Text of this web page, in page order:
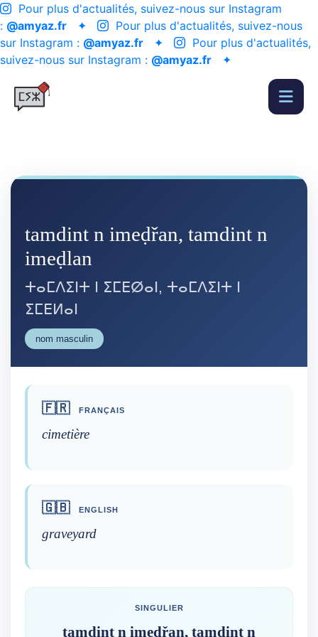
Pour plus d'actualités, suivez-nous sur Instagram
: @amyaz.fr ✦
Pour plus d'actualités, suivez-nous
sur Instagram : @amyaz.fr ✦
Pour plus d'actualités,
suivez-nous sur Instagram : @amyaz.fr ✦
tamdint n imeḍřan, tamdint n
imeḍlan
ⵜⴰⵎⴷⵉⵏⵜ ⵏ ⵉⵎⴹⵁⴰⵏ, ⵜⴰⵎⴷⵉⵏⵜ ⵏ
ⵉⵎⴹⵍⴰⵏ
nom masculin
🇫🇷 FRANÇAIS
cimetière
🇬🇧 ENGLISH
graveyard
SINGULIER
tamdint n imeḍřan, tamdint n